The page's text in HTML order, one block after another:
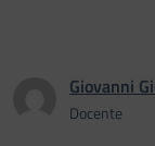
Giovanni
Docente